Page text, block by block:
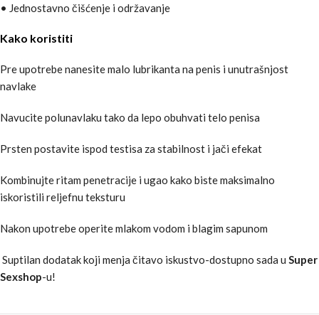
• Jednostavno čišćenje i održavanje
Kako koristiti
Pre upotrebe nanesite malo lubrikanta na penis i unutrašnjost
navlake
Navucite polunavlaku tako da lepo obuhvati telo penisa
Prsten postavite ispod testisa za stabilnost i jači efekat
Kombinujte ritam penetracije i ugao kako biste maksimalno
iskoristili reljefnu teksturu
Nakon upotrebe operite mlakom vodom i blagim sapunom
Suptilan dodatak koji menja čitavo iskustvo-dostupno sada u Super
Sexshop-u!